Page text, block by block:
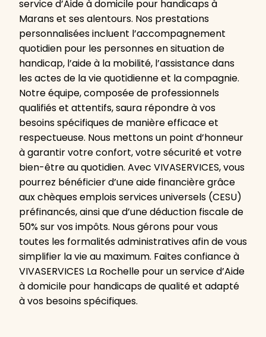
service d’Aide à domicile pour handicaps à
Marans et ses alentours. Nos prestations
personnalisées incluent l’accompagnement
quotidien pour les personnes en situation de
handicap, l’aide à la mobilité, l’assistance dans
les actes de la vie quotidienne et la compagnie.
Notre équipe, composée de professionnels
qualifiés et attentifs, saura répondre à vos
besoins spécifiques de manière efficace et
respectueuse. Nous mettons un point d’honneur
à garantir votre confort, votre sécurité et votre
bien-être au quotidien. Avec VIVASERVICES, vous
pourrez bénéficier d’une aide financière grâce
aux chèques emplois services universels (CESU)
préfinancés, ainsi que d’une déduction fiscale de
50% sur vos impôts. Nous gérons pour vous
toutes les formalités administratives afin de vous
simplifier la vie au maximum. Faites confiance à
VIVASERVICES La Rochelle pour un service d’Aide
à domicile pour handicaps de qualité et adapté
à vos besoins spécifiques.